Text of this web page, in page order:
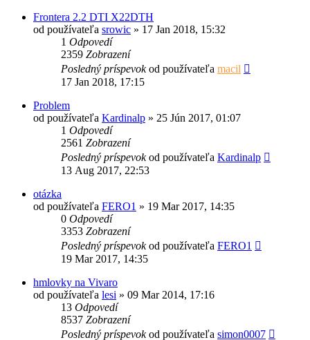
Frontera 2.2 DTI X22DTH
od používateľa srowic » 17 Jan 2018, 15:32
1 Odpovedí
2359 Zobrazení
Posledný príspevokod používateľa macil
17 Jan 2018, 17:15
Problem
od používateľa Kardinalp » 25 Jún 2017, 01:07
1 Odpovedí
2561 Zobrazení
Posledný príspevokod používateľa Kardinalp
13 Aug 2017, 22:53
otázka
od používateľa FERO1 » 19 Mar 2017, 14:35
0 Odpovedí
3353 Zobrazení
Posledný príspevokod používateľa FERO1
19 Mar 2017, 14:35
hmlovky na Vivaro
od používateľa lesi » 09 Mar 2014, 17:16
13 Odpovedí
8537 Zobrazení
Posledný príspevokod používateľa simon0007